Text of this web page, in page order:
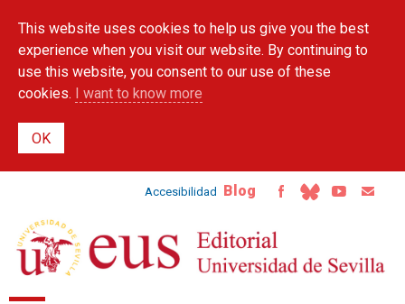
main
content
This website uses cookies to help us give you the best
experience when you visit our website. By continuing to
use this website, you consent to our use of these
cookies. I want to know more
Accesibilidad Blog